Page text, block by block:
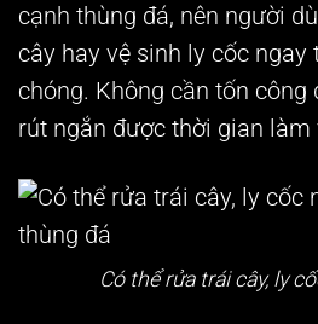
cạnh thùng đá, nên người
cây hay vệ sinh ly cốc ngay
chóng. Không cần tốn công
rút ngắn được thời gian làm
Có thể rửa trái cây, ly